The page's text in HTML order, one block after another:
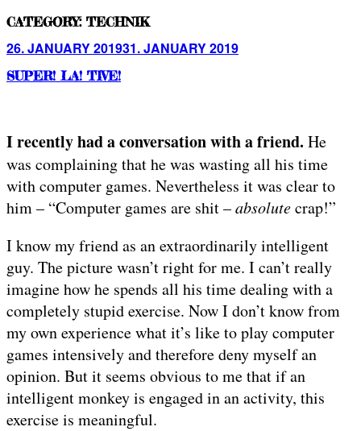
CATEGORY: TECHNIK
Posted
26. JANUARY 201931. JANUARY 2019
SUPER! LA! TIVE!
I recently had a conversation with a friend. He
was complaining that he was wasting all his time
with computer games. Nevertheless it was clear to
him – “Computer games are shit –absolutecrap!”
I know my friend as an extraordinarily intelligent
guy. The picture wasn’t right for me. I can’t really
imagine how he spends all his time dealing with a
completely stupid exercise. Now I don’t know from
my own experience what it’s like to play computer
games intensively and therefore deny myself an
opinion. But it seems obvious to me that if an
intelligent monkey is engaged in an activity, this
exercise is meaningful.